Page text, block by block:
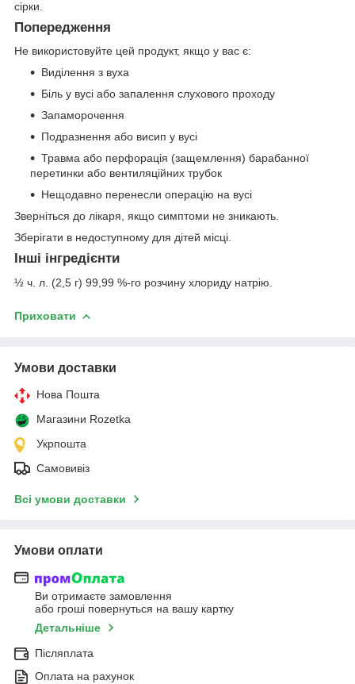
сірки.
Попередження
Не використовуйте цей продукт, якщо у вас є:
Виділення з вуха
Біль у вусі або запалення слухового проходу
Запаморочення
Подразнення або висип у вусі
Травма або перфорація (защемлення) барабанної
перетинки або вентиляційних трубок
Нещодавно перенесли операцію на вусі
Зверніться до лікаря, якщо симптоми не зникають.
Зберігати в недоступному для дітей місці.
Інші інгредієнти
½ ч. л. (2,5 г) 99,99 %-го розчину хлориду натрію.
Приховати
Умови доставки
Нова Пошта
Магазини Rozetka
Укрпошта
Самовивіз
Всі умови доставки
Умови оплати
Ви отримаєте замовлення
або гроші повернуться на вашу картку
Детальніше
Післяплата
Оплата на рахунок